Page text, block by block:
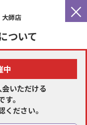
×
大師店
ついて
中
いただける
す。
ださい。